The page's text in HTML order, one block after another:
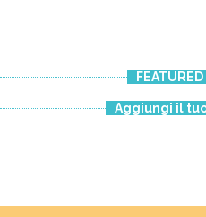
Aggiungi il